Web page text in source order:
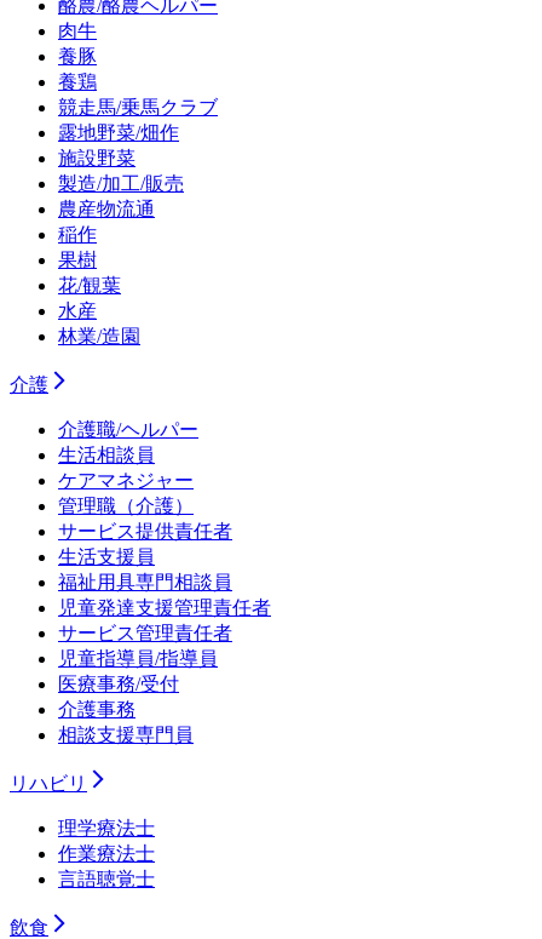
酪農/酪農ヘルパー
肉牛
養豚
養鶏
競走馬/乗馬クラブ
露地野菜/畑作
施設野菜
製造/加工/販売
農産物流通
稲作
果樹
花/観葉
水産
林業/造園
介護
介護職/ヘルパー
生活相談員
ケアマネジャー
管理職（介護）
サービス提供責任者
生活支援員
福祉用具専門相談員
児童発達支援管理責任者
サービス管理責任者
児童指導員/指導員
医療事務/受付
介護事務
相談支援専門員
リハビリ
理学療法士
作業療法士
言語聴覚士
飲食